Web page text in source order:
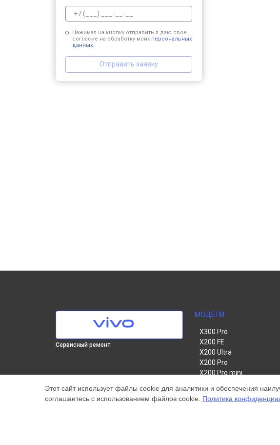
Нажимая на кнопку отправить я даю свое
согласие на обработку моих персональных
данных.
Отправить заявку
Сервисный ремонт
МОДЕЛИ
X300 Pro
X200 FE
X200 Ultra
X200 Pro
X200 Pro mini
V60
V50
Этот сайт использует файлы cookie для аналитики и обеспечения
соглашаетесь с использованием файлов cookie. Политика